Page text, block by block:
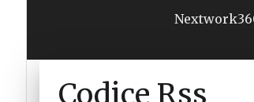
Codice Rss